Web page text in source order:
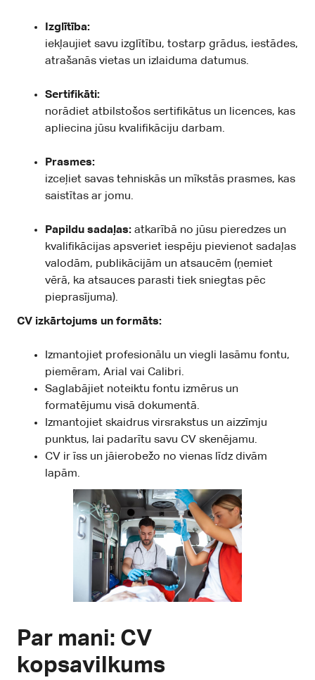
Izglītība:
iekļaujiet savu izglītību, tostarp grādus, iestādes,
atrašanās vietas un izlaiduma datumus.
Sertifikāti:
norādiet atbilstošos sertifikātus un licences, kas
apliecina jūsu kvalifikāciju darbam.
Prasmes:
izceļiet savas tehniskās un mīkstās prasmes, kas
saistītas ar jomu.
Papildu sadaļas: atkarībā no jūsu pieredzes un
kvalifikācijas apsveriet iespēju pievienot sadaļas
valodām, publikācijām un atsaucēm (ņemiet
vērā, ka atsauces parasti tiek sniegtas pēc
pieprasījuma).
CV izkārtojums un formāts:
Izmantojiet profesionālu un viegli lasāmu fontu,
piemēram, Arial vai Calibri.
Saglabājiet noteiktu fontu izmērus un
formatējumu visā dokumentā.
Izmantojiet skaidrus virsrakstus un aizzīmju
punktus, lai padarītu savu CV skenējamu.
CV ir īss un jāierobežo no vienas līdz divām
lapām.
Par mani: CV
kopsavilkums